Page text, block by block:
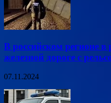
В российском регионе в
железной дороге с
07.11.2024